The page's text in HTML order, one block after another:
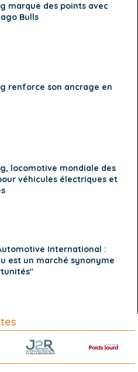
marque des points avec
Bulls
renforce son ancrage en
locomotive mondiale des
véhicules électriques et
International :
est un marché synonyme